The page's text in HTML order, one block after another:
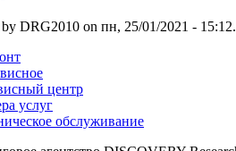
by DRG2010 on пн, 25/01/2021 - 15:12.
центр
услуг
обслуживание